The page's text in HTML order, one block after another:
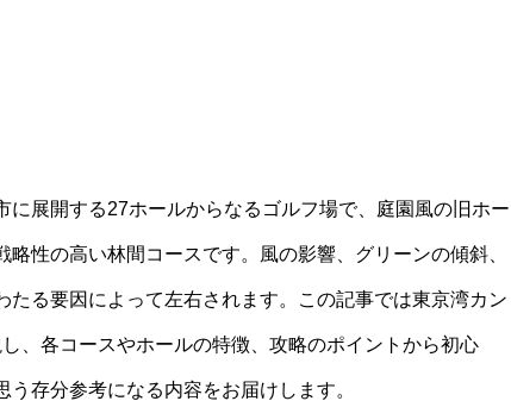
展開する27ホールからなるゴルフ場で、庭園風の旧ホー
性の高い林間コースです。風の影響、グリーンの傾斜、
る要因によって左右されます。この記事では東京湾カン
、各コースやホールの特徴、攻略のポイントから初心
存分参考になる内容をお届けします。